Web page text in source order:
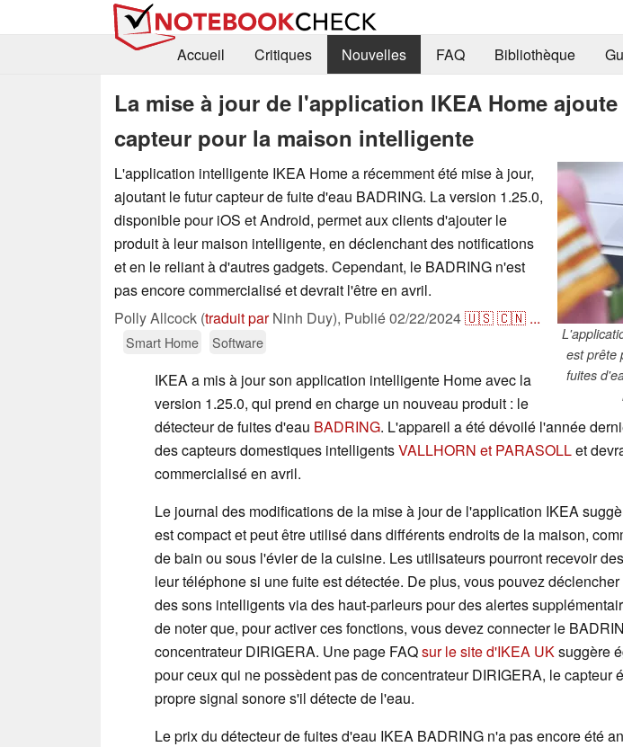
Accueil
Critiques Nouvelles FAQ Bibliothèque
La mise à jour de l'application IKEA Home
capteur pour la maison intelligente
est prête
fuites
L'application intelligente IKEA Home a récemment été mise à jour,
ajoutant le futur capteur de fuite d'eau BADRING. La version 1.25.0,
disponible pour iOS et Android, permet aux clients d'ajouter le
produit à leur maison intelligente, en déclenchant des notifications
et en le reliant à d'autres gadgets. Cependant, le BADRING n'est
pas encore commercialisé et devrait l'être en avril.
Polly Allcock (traduit parNinh Duy), Publié02/22/2024🇺🇸🇨🇳 ...
Smart Home Software
IKEA a mis à jour son application intelligente Home avec la
version 1.25.0, qui prend en charge un nouveau produit : le
détecteur de fuites d'eau BADRING. L'appareil a été dévoilé l'année
des capteurs domestiques intelligentsVALLHORN et PARASOLLet
commercialisé en avril.
Le journal des modifications de la mise à jour de l'application IKEA
est compact et peut être utilisé dans différents endroits de la maison,
de bain ou sous l'évier de la cuisine. Les utilisateurs pourront recevoir
leur téléphone si une fuite est détectée. De plus, vous pouvez
des sons intelligents via des haut-parleurs pour des alertes
de noter que, pour activer ces fonctions, vous devez connecter le
concentrateur DIRIGERA. Une page FAQsur le site d'IKEA UKsuggère
pour ceux qui ne possèdent pas de concentrateur DIRIGERA, le capteur
propre signal sonore s'il détecte de l'eau.
Le prix du détecteur de fuites d'eau IKEA BADRING n'a pas encore été